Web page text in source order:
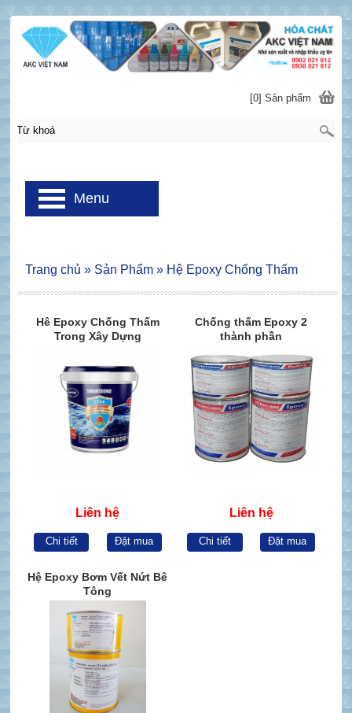
Hê Epoxy Chống Thấm
Trong Xây Dựng
Liên hệ
Chi tiết Đặt mua
Chống thấm Epoxy 2
thành phần
Liên hệ
Chi tiết Đặt mua
Hệ Epoxy Bơm Vết Nứt Bê
Tông
Trang chủ » Sản Phẩm » Hệ Epoxy Chống Thấm
[0] Sản phẩm
Menu